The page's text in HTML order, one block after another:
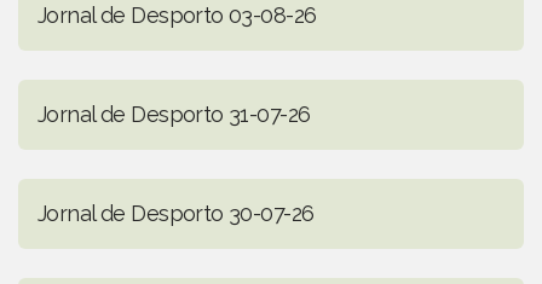
Jornal de Desporto 03-08-26
Jornal de Desporto 31-07-26
Jornal de Desporto 30-07-26